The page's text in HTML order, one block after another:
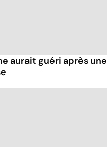
aurait guéri après une